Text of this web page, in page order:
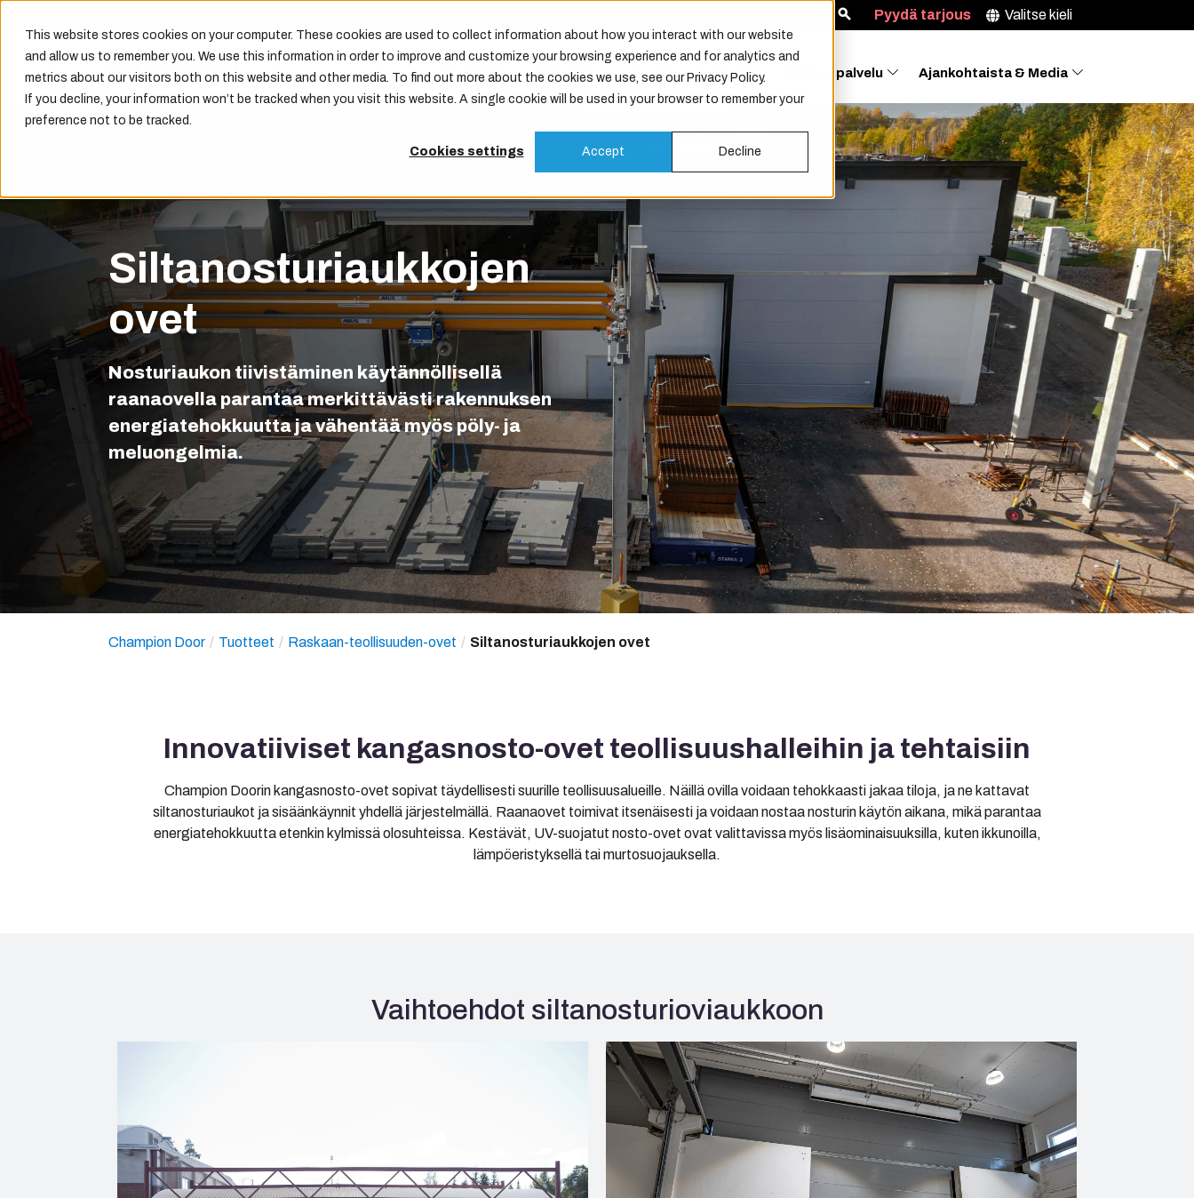
This website stores cookies on your computer. These cookies are used to collect information about how you interact with our website
and allow us to remember you. We use this information in order to improve and customize your browsing experience and for analytics and
metrics about our visitors both on this website and other media. To find out more about the cookies we use, see our Privacy Policy.
If you decline, your information won’t be tracked when you visit this website. A single cookie will be used in your browser to remember your
preference not to be tracked.
Cookies settings Accept Decline
Pyydä tarjous Valitse kieli
Tuotteet Palvelut Huolto Yritys Asiakaspalvelu Ajankohtaista & Media
Siltanosturiaukkojen
ovet
Nosturiaukon tiivistäminen käytännöllisellä
raanaovella parantaa merkittävästi rakennuksen
energiatehokkuutta ja vähentää myös pöly- ja
meluongelmia.
Champion Door Tuotteet Raskaan-teollisuuden-ovet Siltanosturiaukkojen ovet
Innovatiiviset kangasnosto-ovet teollisuushalleihin ja tehtaisiin
Champion Doorin kangasnosto-ovet sopivat täydellisesti suurille teollisuusalueille. Näillä ovilla voidaan tehokkaasti jakaa tiloja, ja ne kattavat
siltanosturiaukot ja sisäänkäynnit yhdellä järjestelmällä. Raanaovet toimivat itsenäisesti ja voidaan nostaa nosturin käytön aikana, mikä parantaa
energiatehokkuutta etenkin kylmissä olosuhteissa. Kestävät, UV-suojatut nosto-ovet ovat valittavissa myös lisäominaisuuksilla, kuten ikkunoilla,
lämpöeristyksellä tai murtosuojauksella.
Vaihtoehdot siltanosturioviaukkoon